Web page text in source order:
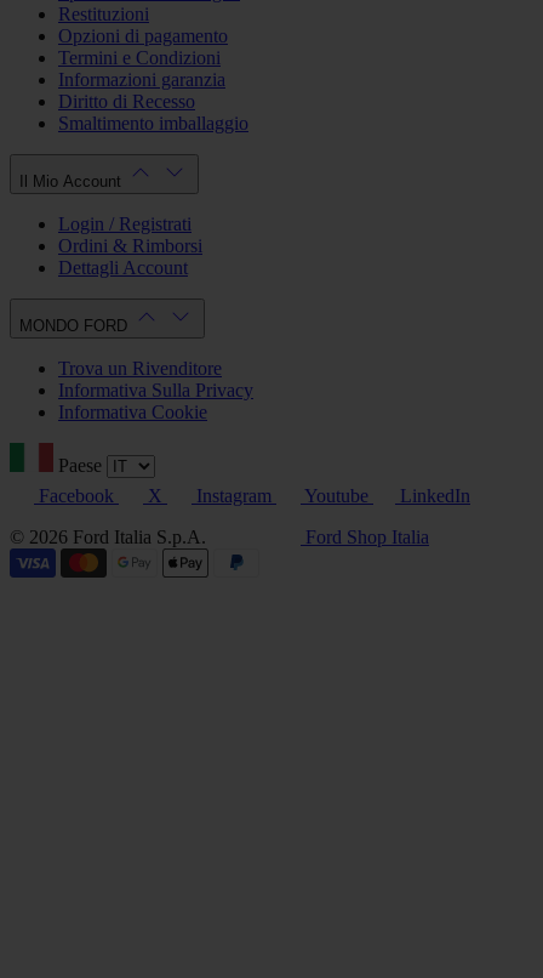
Restituzioni
Opzioni di pagamento
Termini e Condizioni
Informazioni garanzia
Diritto di Recesso
Smaltimento imballaggio
Il Mio Account
Login / Registrati
Ordini & Rimborsi
Dettagli Account
MONDO FORD
Trova un Rivenditore
Informativa Sulla Privacy
Informativa Cookie
Paese
Facebook
X Instagram Youtube
LinkedIn
© 2026 Ford Italia S.p.A.
Ford Shop Italia